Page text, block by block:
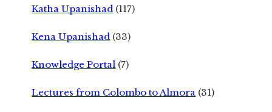
Katha Upanishad (117)
Kena Upanishad (33)
Knowledge Portal (7)
Lectures from Colombo to Almora (31)